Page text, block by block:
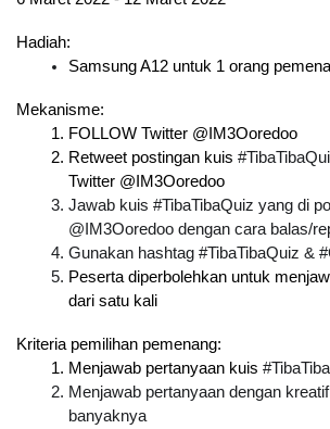
Hadiah:
Samsung A12 untuk 1 orang
Mekanisme:
FOLLOW Twitter @IM3Ooredoo
Retweet postingan kuis
Twitter @IM3Ooredoo
Jawab kuis #TibaTibaQuiz yang di
@IM3Ooredoo dengan cara balas/
Gunakan hashtag #TibaTibaQuiz &
Peserta diperbolehkan untuk
dari satu kali
Kriteria pemilihan pemenang:
Menjawab pertanyaan kuis
Menjawab pertanyaan dengan
banyaknya